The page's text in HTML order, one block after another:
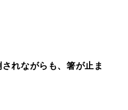
れながらも、箸が止ま